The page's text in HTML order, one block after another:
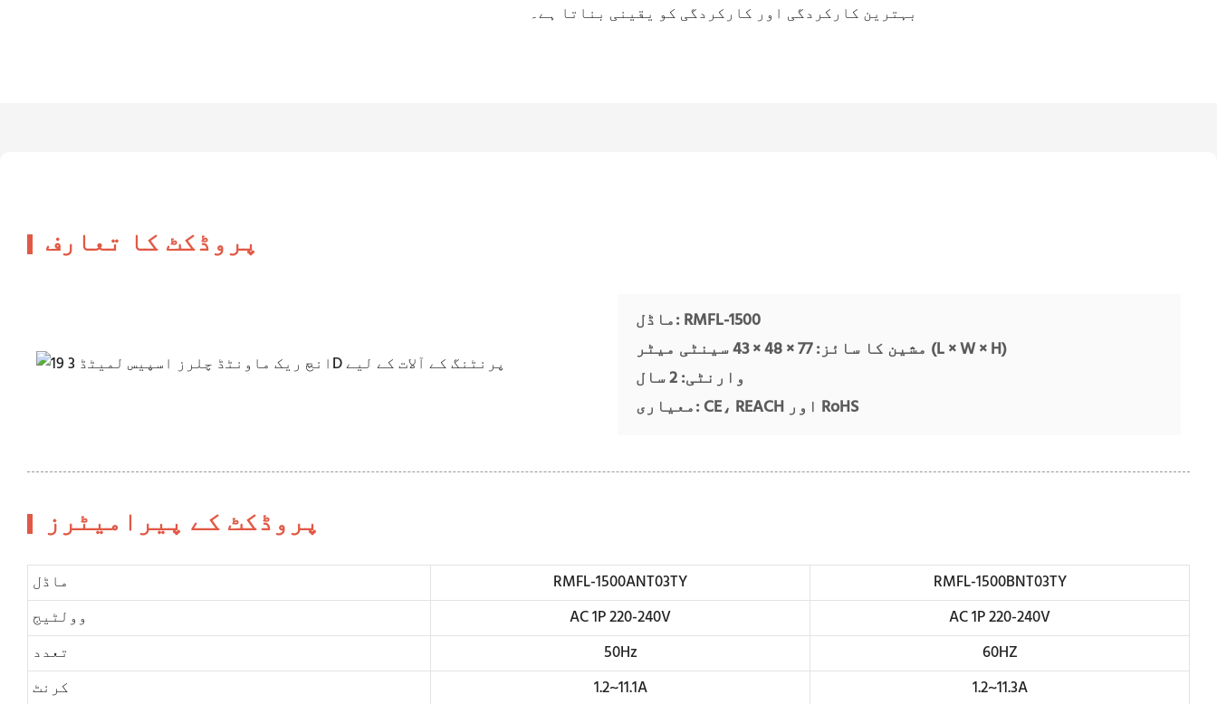
بہترین کارکردگی اور کارکردگی کو یقینی بناتا ہے۔
پروڈکٹ کا تعارف
ماڈل: RMFL-1500
مشین کا سائز: 77 × 48 × 43 سینٹی میٹر (L × W × H)
وارنٹی: 2 سال
معیاری: CE، REACH اور RoHS
پروڈکٹ کے پیرامیٹرز
ماڈل RMFL-1500ANT03TY
RMFL-1500BNT03TY
وولٹیج
AC 1P 220-240V
AC 1P 220-240V
تعدد
50Hz
60HZ
کرنٹ
1.2~11.1A
1.2~11.3A